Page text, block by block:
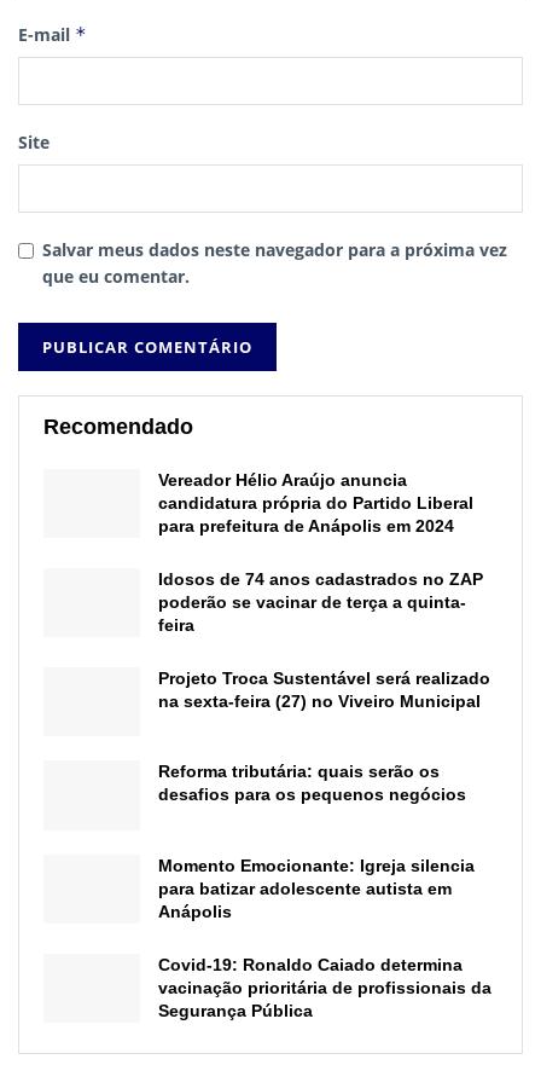
E-mail *
Site
Salvar meus dados neste navegador para a próxima vez
que eu comentar.
Recomendado
Vereador Hélio Araújo anuncia
candidatura própria do Partido Liberal
para prefeitura de Anápolis em 2024
Idosos de 74 anos cadastrados no ZAP
poderão se vacinar de terça a quinta-
feira
Projeto Troca Sustentável será realizado
na sexta-feira (27) no Viveiro Municipal
Reforma tributária: quais serão os
desafios para os pequenos negócios
Momento Emocionante: Igreja silencia
para batizar adolescente autista em
Anápolis
Covid-19: Ronaldo Caiado determina
vacinação prioritária de profissionais da
Segurança Pública